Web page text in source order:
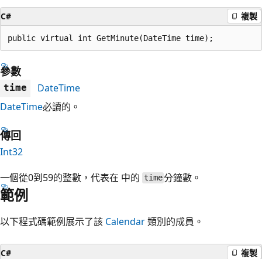
C# 複製
public virtual int GetMinute(DateTime time);
參數
time
DateTime
DateTime必讀的。
傳回
Int32
一個從0到59的整數，代表在 中的 time分鐘數。
範例
以下程式碼範例展示了該 Calendar類別的成員。
C# 複製